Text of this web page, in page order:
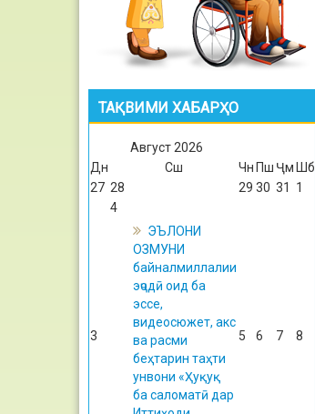
ТАҚВИМИ ХАБАРҲО
Август 2026
Дн
Сш Чн Пш Ҷм Шб
27 28 29 30 31 1
3
4
ЭЪЛОНИ
ОЗМУНИ
байналмиллалии
эҷодӣ оид ба
эссе,
видеосюжет, акс
ва расми
беҳтарин таҳти
унвони «Ҳуқуқ
ба саломатӣ дар
5 6 7 8